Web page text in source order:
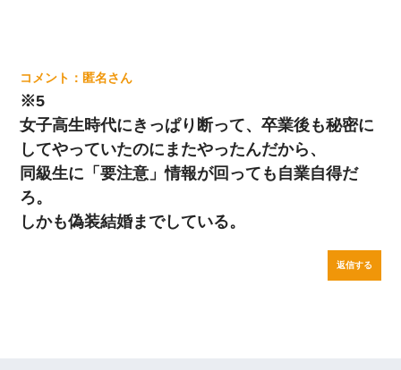
匿名
※5
女子高生時代にきっぱり断って、卒業後も秘密に
してやっていたのにまたやったんだから、
同級生に「要注意」情報が回っても自業自得だ
ろ。
しかも偽装結婚までしている。
返信する